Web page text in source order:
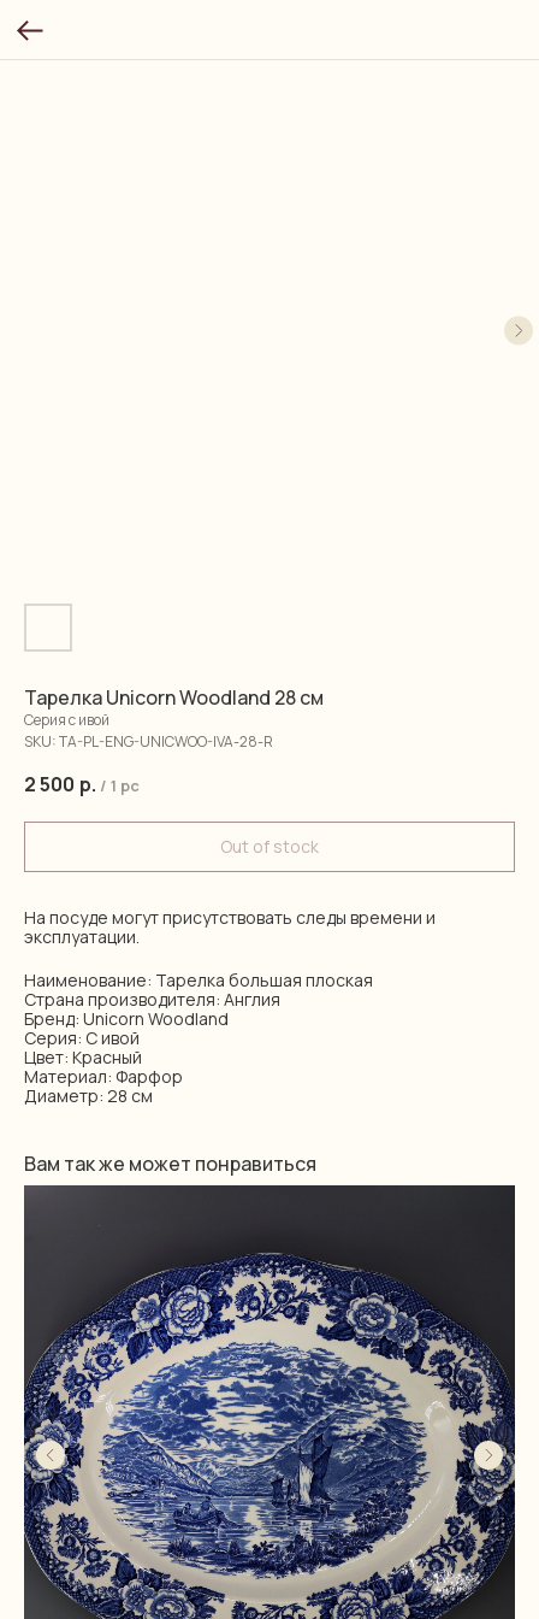
Тарелка Unicorn Woodland 28 см
Серия с ивой
SKU:TA-PL-ENG-UNICWOO-IVA-28-R
2 500 р. / 1 pc
Out of stock
На посуде могут присутствовать следы времени и
эксплуатации.
Наименование: Тарелка большая плоская
Страна производителя: Англия
Бренд: Unicorn Woodland
Серия: С ивой
Цвет: Красный
Материал: Фарфор
Диаметр: 28 см
Вам так же может понравиться